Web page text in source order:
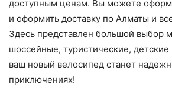
доступным ценам. Вы можете
и оформить доставку по Алматы и
Здесь представлен большой выбор
шоссейные, туристические,
ваш новый велосипед станет
приключениях!